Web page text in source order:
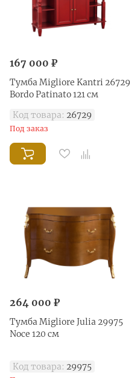
167 000 ₽
Тумба Migliore Kantri 26729
Bordo Patinato 121 см
Код товара: 26729
Под заказ
264 000 ₽
Тумба Migliore Julia 29975
Noce 120 см
Код товара: 29975